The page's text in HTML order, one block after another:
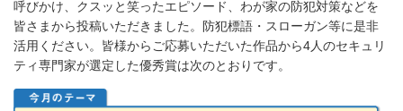
呼びかけ、クスッと笑ったエピソード、わが家の防犯対策などを
皆さまから投稿いただきました。防犯標語・スローガン等に是非
活用ください。皆様からご応募いただいた作品から4人のセキュリ
ティ専門家が選定した優秀賞は次のとおりです。